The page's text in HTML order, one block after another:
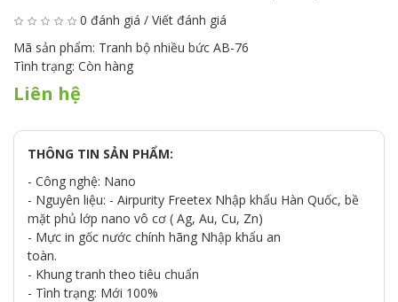
0 đánh giá / Viết đánh giá
Mã sản phẩm: Tranh bộ nhiều bức AB-76
Tình trạng: Còn hàng
Liên hệ
THÔNG TIN SẢN PHẨM:
- Công nghệ: Nano
- Nguyên liệu: - Airpurity Freetex Nhập khẩu Hàn Quốc, bề
mặt phủ lớp nano vô cơ ( Ag, Au, Cu, Zn)
- Mực in gốc nước chính hãng Nhập khẩu an
toàn.
- Khung tranh theo tiêu chuẩn
- Tình trạng: Mới 100%